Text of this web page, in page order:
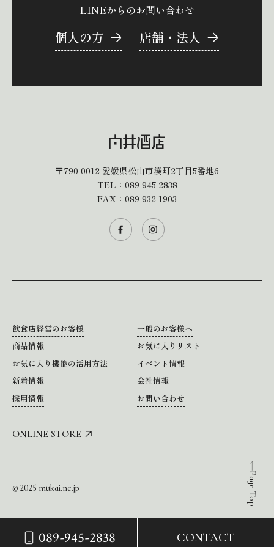
089-945-2838 CONTACT
Page Top
LINEからのお問い合わせ
個人の方 店舗・法人
〒790-0012 愛媛県松山市湊町2丁目5番地6
TEL： 089-945-2838
FAX：089-932-1903
飲食店経営のお客様
一般のお客様へ
商品情報
お気に入りリスト
お気に入り機能の活用方法
イベント情報
新着情報
会社情報
採用情報
お問い合わせ
ONLINE STORE
© 2025 mukai.ne.jp